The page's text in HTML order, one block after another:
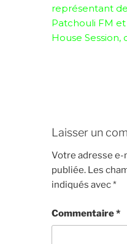
représentant
Patchouli FM
House Session,
Laisser un
Votre adresse e-
publiée. Les
indiqués avec*
Commentaire*